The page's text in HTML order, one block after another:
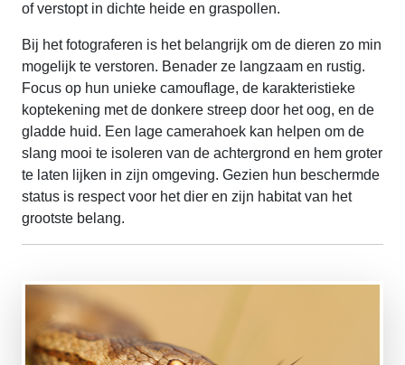
of verstopt in dichte heide en graspollen.
Bij het fotograferen is het belangrijk om de dieren zo min
mogelijk te verstoren. Benader ze langzaam en rustig.
Focus op hun unieke camouflage, de karakteristieke
koptekening met de donkere streep door het oog, en de
gladde huid. Een lage camerahoek kan helpen om de
slang mooi te isoleren van de achtergrond en hem groter
te laten lijken in zijn omgeving. Gezien hun beschermde
status is respect voor het dier en zijn habitat van het
grootste belang.